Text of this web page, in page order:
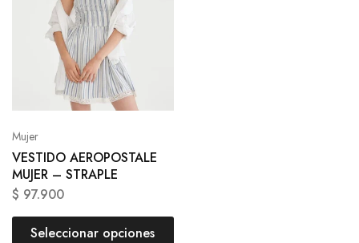
Mujer
VESTIDO AEROPOSTALE
MUJER – STRAPLE
$ 97.900
Seleccionar opciones